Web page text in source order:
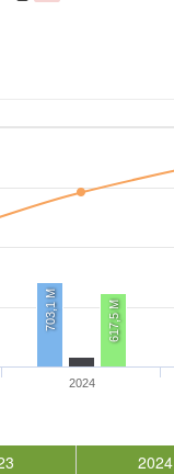
703,1 M 617,5 M
2024
2024